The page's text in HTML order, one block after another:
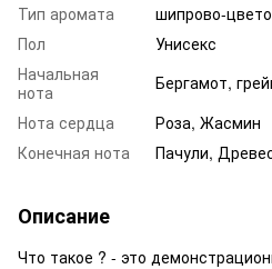
Тип аромата
шипрово-
Пол
Унисекс
Начальная
нота
Бергамот,
Нота сердца
Роза, Жасмин
Конечная нота
Пачули,
Описание
Что такое ? - это